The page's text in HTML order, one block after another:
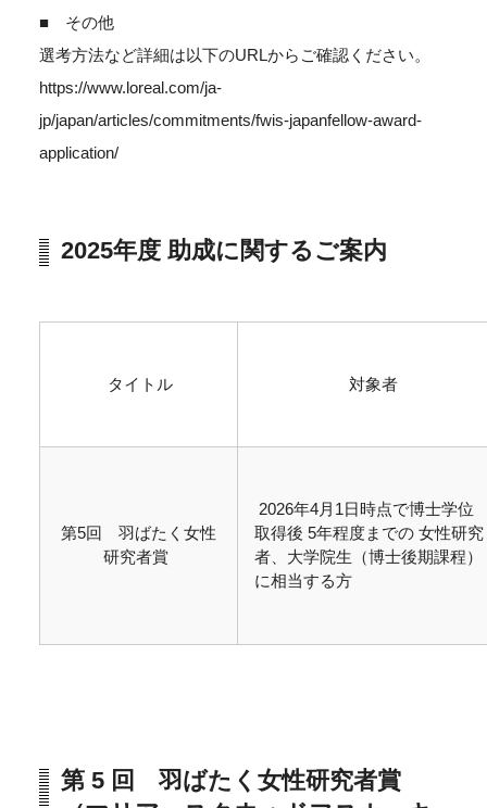
■ その他
選考方法など詳細は以下のURLからご確認ください。
https://www.loreal.com/ja-
jp/japan/articles/commitments/fwis-japanfellow-award-
application/
2025年度 助成に関するご案内
タイトル 対象者
第5回 羽ばたく女性
研究者賞
2026年4月1日時点で博士学位
取得後 5年程度までの 女性研究
者、大学院生（博士後期課程）
に相当する方
第 5 回 羽ばたく女性研究者賞